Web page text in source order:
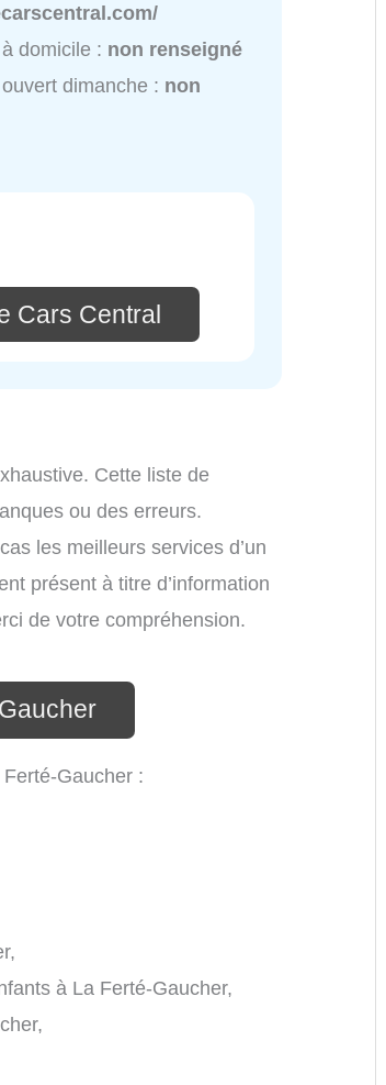
domicile : non renseigné
dimanche : non
Cars Central
Cette liste de
ou des erreurs.
les meilleurs services d’un
présent à titre d’information
de votre compréhension.
Gaucher :
à La Ferté-Gaucher,